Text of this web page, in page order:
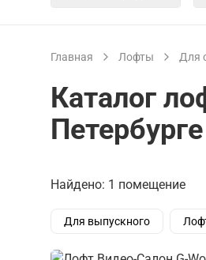
Главная Лофты Для
Каталог
Петербурге
Найдено: 1 помещение
Для выпускного